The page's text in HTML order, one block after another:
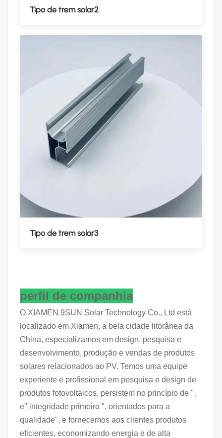
Tipo de trem solar2
Tipo de trem solar3
perfil de companhia
O XIAMEN 9SUN Solar Technology Co., Ltd está
localizado em Xiamen, a bela cidade litorânea da
China, especializamos em design, pesquisa e
desenvolvimento, produção e vendas de produtos
solares relacionados ao PV. Temos uma equipe
experiente e profissional em pesquisa e design de
produtos fotovoltaicos, persistem no princípio de "、
e" integridade primeiro ", orientados para a
qualidade", e fornecemos aos clientes produtos
eficientes, economizando energia e de alta